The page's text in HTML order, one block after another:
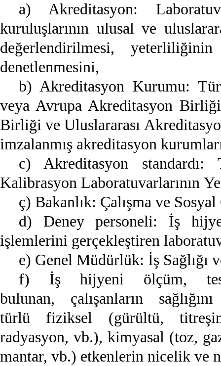
a) Akreditasyon:
kuruluşlarının ulusal ve
değerlendirilmesi,
denetlenmesini,
b) Akreditasyon Kurumu:
veya Avrupa Akreditasyon
Birliği ve Uluslararası
imzalanmış akreditasyon
c) Akreditasyon
Kalibrasyon Laboratuvarlarının
ç) Bakanlık: Çalışma ve
d) Deney personeli: İş
işlemlerini gerçekleştiren
e) Genel Müdürlük: İş Sağlığı
f) İş hijyeni ölçüm, test
bulunan, çalışanların
türlü fiziksel (gürültü,
radyasyon, vb.), kimyasal (toz,
mantar, vb.) etkenlerin nicelik ve